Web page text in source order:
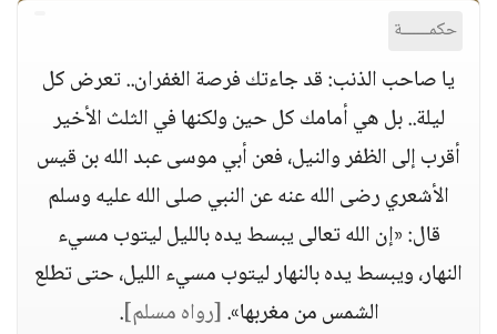
حكمــــــة
يا صاحب الذنب: قد جاءتك فرصة الغفران.. تعرض كل
ليلة.. بل هي أمامك كل حين ولكنها في الثلث الأخير
أقرب إلى الظفر والنيل، فعن أبي موسى عبد الله بن قيس
الأشعري رضى الله عنه عن النبي صلى الله عليه وسلم
قال: «إن الله تعالى يبسط يده بالليل ليتوب مسيء
النهار، ويبسط يده بالنهار ليتوب مسيء الليل، حتى تطلع
الشمس من مغربها».[رواه مسلم].